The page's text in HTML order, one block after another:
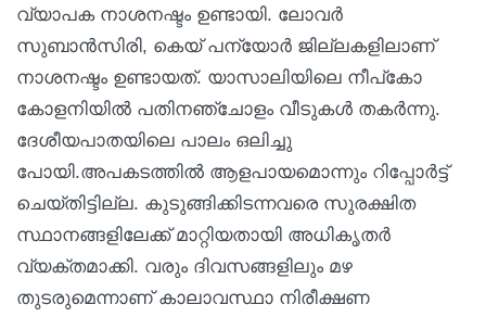
വ്യാപക നാശനഷ്ടം ഉണ്ടായി. ലോവർ
സുബാൻസിരി, കെയ് പന്യോർ ജില്ലകളിലാണ്
നാശനഷ്ടം ഉണ്ടായത്. യാസാലിയിലെ നീപ്‌കോ
കോളനിയിൽ പതിനഞ്ചോളം വീടുകൾ തകർന്നു.
ദേശീയപാതയിലെ പാലം ഒലിച്ചു
പോയി.അപകടത്തിൽ ആളപായമൊന്നും റിപ്പോർട്ട്
ചെയ്തിട്ടില്ല. കുടുങ്ങിക്കിടന്നവരെ സുരക്ഷിത
സ്ഥാനങ്ങളിലേക്ക് മാറ്റിയതായി അധികൃതർ
വ്യക്തമാക്കി. വരും ദിവസങ്ങളിലും മഴ
തുടരുമെന്നാണ് കാലാവസ്ഥാ നിരീക്ഷണ